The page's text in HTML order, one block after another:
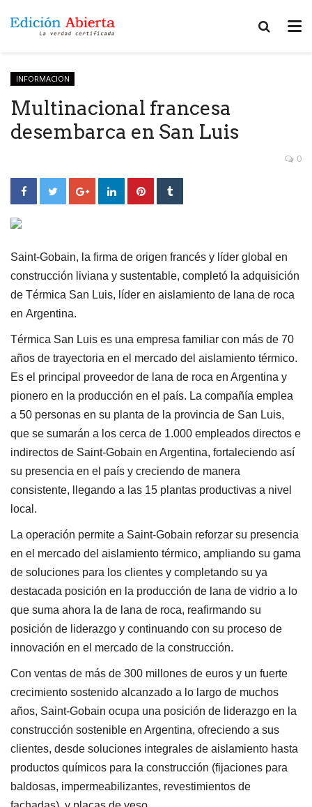
INFORMACION
Multinacional francesa
desembarca en San Luis
0
Saint-Gobain, la firma de origen francés y líder global en
construcción liviana y sustentable, completó la adquisición
de Térmica San Luis, líder en aislamiento de lana de roca
en Argentina.
Térmica San Luis es una empresa familiar con más de 70
años de trayectoria en el mercado del aislamiento térmico.
Es el principal proveedor de lana de roca en Argentina y
pionero en la producción en el país. La compañía emplea
a 50 personas en su planta de la provincia de San Luis,
que se sumarán a los cerca de 1.000 empleados directos e
indirectos de Saint-Gobain en Argentina, fortaleciendo así
su presencia en el país y creciendo de manera
consistente, llegando a las 15 plantas productivas a nivel
local.
La operación permite a Saint-Gobain reforzar su presencia
en el mercado del aislamiento térmico, ampliando su gama
de soluciones para los clientes y completando su ya
destacada posición en la producción de lana de vidrio a lo
que suma ahora la de lana de roca, reafirmando su
posición de liderazgo y continuando con su proceso de
innovación en el mercado de la construcción.
Con ventas de más de 300 millones de euros y un fuerte
crecimiento sostenido alcanzado a lo largo de muchos
años, Saint-Gobain ocupa una posición de liderazgo en la
construcción sostenible en Argentina, ofreciendo a sus
clientes, desde soluciones integrales de aislamiento hasta
productos químicos para la construcción (fijaciones para
baldosas, impermeabilizantes, revestimientos de